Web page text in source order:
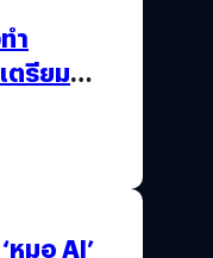
ำ
ตรียม
มอ AI’